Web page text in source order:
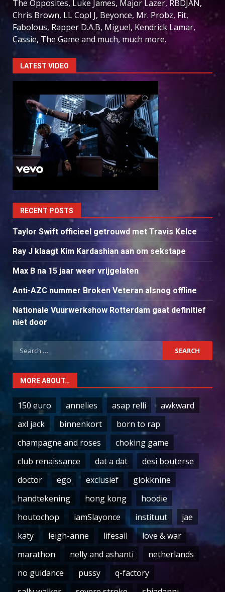
The Opposites, Luke James, Major Lazer, RBDJAN,
Chris Brown, LL Cool J, Beyonce, Mr. Probz, Fit,
Fabolous, Rapper D.A.B, Miguel, Kendrick Lamar,
Cassie, The Game and much, much more.
LATEST VIDEO
RECENT POSTS
Taylor Swift officieel getrouwd met Travis Kelce
Ray J klaagt Kim Kardashian aan om sekstape
Max B na 15 jaar weer vrijgelaten
Anti-AZC nummer Broken Veteran alsnog offline
Nationale Vuurwerkshow Rotterdam gaat definitief
niet door
Search
for:
MORE ABOUT…
150 euro annelies asap relli
awkward
axl jack
binnenkort
born to rap
champagne and roses
choking game
club renaissance
dat a dat
desi bouterse
doctor
ego exclusief
glokknine
handtekening
hong kong
hoodie
houtochop
iamSlayonce instituut
jae
katy
leigh-anne lifesail
love & war
marathon
nelly and ashanti
netherlands
no guidance
pussy
q-factory